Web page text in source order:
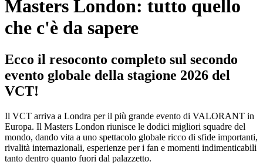
Masters London: tutto quello
che c'è da sapere
Ecco il resoconto completo sul secondo
evento globale della stagione 2026 del
VCT!
Il VCT arriva a Londra per il più grande evento di VALORANT in
Europa. Il Masters London riunisce le dodici migliori squadre del
mondo, dando vita a uno spettacolo globale ricco di sfide importanti,
rivalità internazionali, esperienze per i fan e momenti indimenticabili
tanto dentro quanto fuori dal palazzetto.